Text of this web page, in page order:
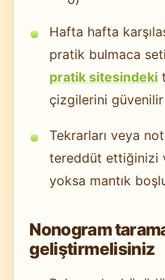
Hafta hafta
pratik bulmaca
pratik sitesindeki
çizgilerini güvenilir
Tekrarları veya
tereddüt ettiğinizi
yoksa mantık
Nonogram
geliştirmelisiniz